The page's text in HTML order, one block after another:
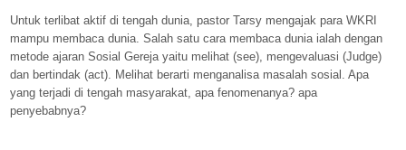
Untuk terlibat aktif di tengah dunia, pastor Tarsy mengajak para WKRI
mampu membaca dunia. Salah satu cara membaca dunia ialah dengan
metode ajaran Sosial Gereja yaitu melihat (see), mengevaluasi (Judge)
dan bertindak (act). Melihat berarti menganalisa masalah sosial. Apa
yang terjadi di tengah masyarakat, apa fenomenanya? apa
penyebabnya?